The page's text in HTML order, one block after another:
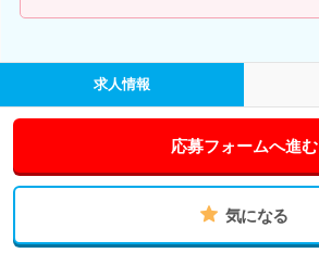
求人情報
応募フォームへ進む
気になる